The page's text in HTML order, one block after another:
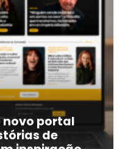
novo portal
de